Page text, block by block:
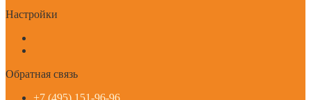
Настройки
Обратная связь
+7 (495) 151-96-96